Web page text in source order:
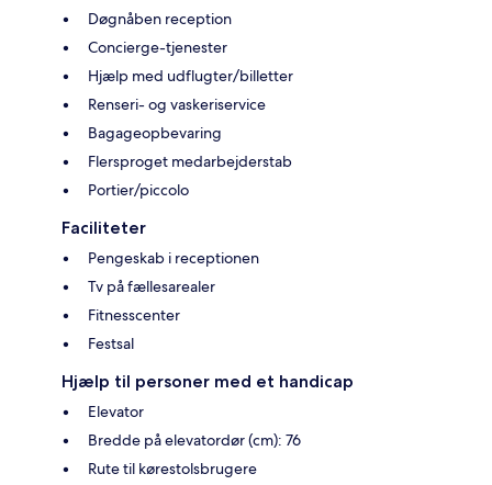
Døgnåben reception
Concierge-tjenester
Hjælp med udflugter/billetter
Renseri- og vaskeriservice
Bagageopbevaring
Flersproget medarbejderstab
Portier/piccolo
Faciliteter
Pengeskab i receptionen
Tv på fællesarealer
Fitnesscenter
Festsal
Hjælp til personer med et handicap
Elevator
Bredde på elevatordør (cm): 76
Rute til kørestolsbrugere